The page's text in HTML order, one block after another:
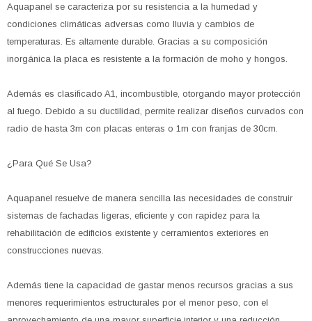
Aquapanel se caracteriza por su resistencia a la humedad y
condiciones climáticas adversas como lluvia y cambios de
temperaturas. Es altamente durable. Gracias a su composición
inorgánica la placa es resistente a la formación de moho y hongos.
Además es clasificado A1, incombustible, otorgando mayor protección
al fuego. Debido a su ductilidad, permite realizar diseños curvados con
radio de hasta 3m con placas enteras o 1m con franjas de 30cm.
¿Para Qué Se Usa?
Aquapanel resuelve de manera sencilla las necesidades de construir
sistemas de fachadas ligeras, eficiente y con rapidez para la
rehabilitación de edificios existente y cerramientos exteriores en
construcciones nuevas.
Además tiene la capacidad de gastar menos recursos gracias a sus
menores requerimientos estructurales por el menor peso, con el